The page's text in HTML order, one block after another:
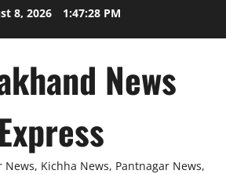
8, 2026 1:47:28 PM
News
News, Kichha News, Pantnagar News,